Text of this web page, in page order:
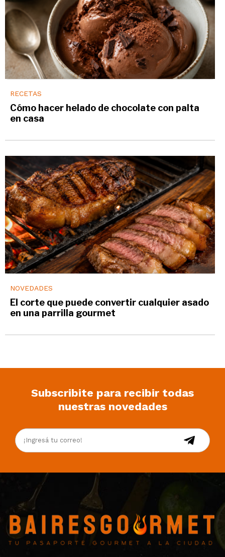
RECETAS
Cómo hacer helado de chocolate con palta
en casa
NOVEDADES
El corte que puede convertir cualquier asado
en una parrilla gourmet
Subscribite para recibir todas
nuestras novedades